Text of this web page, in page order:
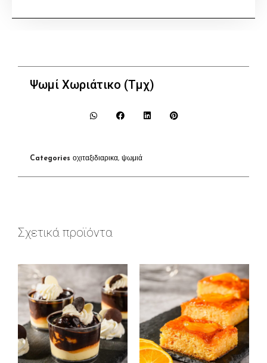
Ψωμί Χωριάτικο (Τμχ)
Categories οχιταξιδιαρικα, ψωμιά
Σχετικά προϊόντα